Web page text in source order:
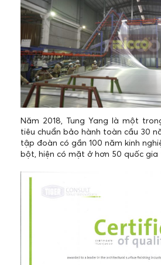
Năm 2018, Tung Yang là một
tiêu chuẩn bảo hành toàn cầu 30
tập đoàn có gần 100 năm kinh
bột, hiện có mặt ở hơn 50 quốc